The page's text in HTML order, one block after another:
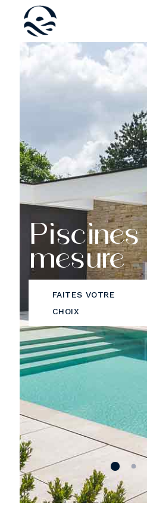
Spas
détente